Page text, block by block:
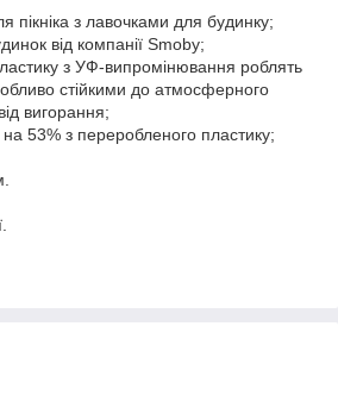
пікніка з лавочками для будинку;
від компанії Smоby;
з УФ-випромінювання роблять
стійкими до атмосферного
вигорання;
53% з переробленого пластику;